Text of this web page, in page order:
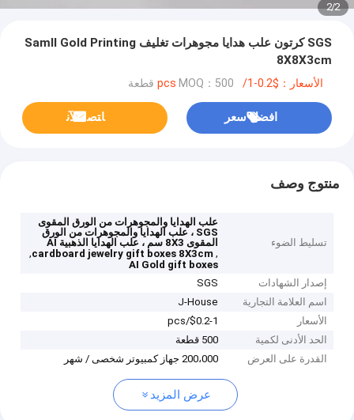
2
/
2
SGS كرتون علب هدايا مجوهرات تغليف Samll Gold Printing
8X8X3cm
الأسعار：$0.2-1/pcs MOQ：500 قطعة
افضل سعر ﺎﺘﺼﻟ ﺍﻶﻧ
منتوج وصف
تسليط الضوء
علب الهدايا والمجوهرات من الورق المقوى
SGS ، علب الهدايا والمجوهرات من الورق
المقوى 8X3 سم ، علب الهدايا الذهبية AI
,
cardboard jewelry gift boxes 8X3cm
,
AI Gold gift boxes
إصدار الشهادات
SGS
اسم العلامة التجارية
J-House
الأسعار
$0.2-1/pcs
الحد الأدنى لكمية
500 قطعة
القدرة على العرض
200،000 جهاز كمبيوتر شخصى / شهر
عرض المزيد